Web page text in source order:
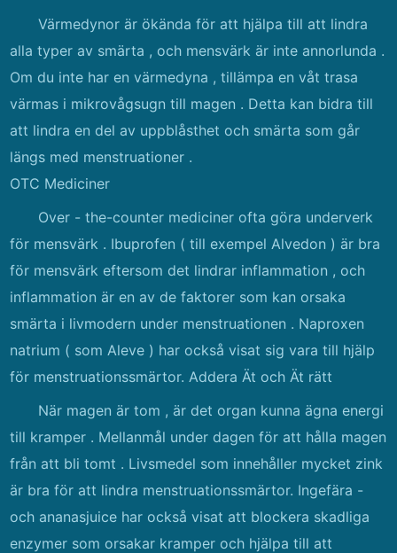
Värmedynor är ökända för att hjälpa till att lindra
alla typer av smärta , och mensvärk är inte annorlunda .
Om du inte har en värmedyna , tillämpa en våt trasa
värmas i mikrovågsugn till magen . Detta kan bidra till
att lindra en del av uppblåsthet och smärta som går
längs med menstruationer .
OTC Mediciner
Over - the-counter mediciner ofta göra underverk
för mensvärk . Ibuprofen ( till exempel Alvedon ) är bra
för mensvärk eftersom det lindrar inflammation , och
inflammation är en av de faktorer som kan orsaka
smärta i livmodern under menstruationen . Naproxen
natrium ( som Aleve ) har också visat sig vara till hjälp
för menstruationssmärtor. Addera Ät och Ät rätt
När magen är tom , är det organ kunna ägna energi
till kramper . Mellanmål under dagen för att hålla magen
från att bli tomt . Livsmedel som innehåller mycket zink
är bra för att lindra menstruationssmärtor. Ingefära -
och ananasjuice har också visat att blockera skadliga
enzymer som orsakar kramper och hjälpa till att